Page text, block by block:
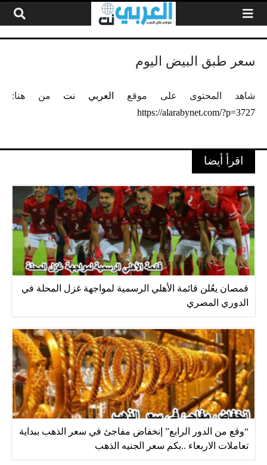
سعر طبق البيض اليوم
شاهد المحتوى على موقع العربي نت من هنا:
https://alarabynet.com/?p=3727
اقرأ أيضا
قمصان يعُلن قائمة الأهلي الرسمية لمواجهة غزل المحلة في
الدوري المصري
“وقع من الدور الرابع” إنخفاض مفاجئ في سعر الذهب ببداية
تعاملات الاربعاء ..بكم سعر الجنيه الذهب